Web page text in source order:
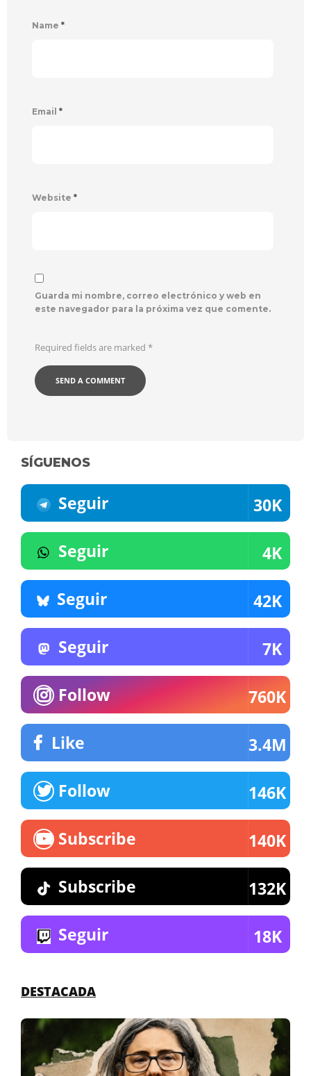
Name *
Email *
Website *
Guarda mi nombre, correo electrónico y web en
este navegador para la próxima vez que comente.
Required fields are marked *
SÍGUENOS
Seguir 30K
Seguir 4K
Seguir 42K
Seguir 7K
Follow 760K
Like 3.4M
Follow 146K
Subscribe 140K
Subscribe 132K
Seguir 18K
DESTACADA